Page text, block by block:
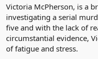
Victoria McPherson, is a
investigating a serial
five and with the lack of
circumstantial evidence,
of fatigue and stress.